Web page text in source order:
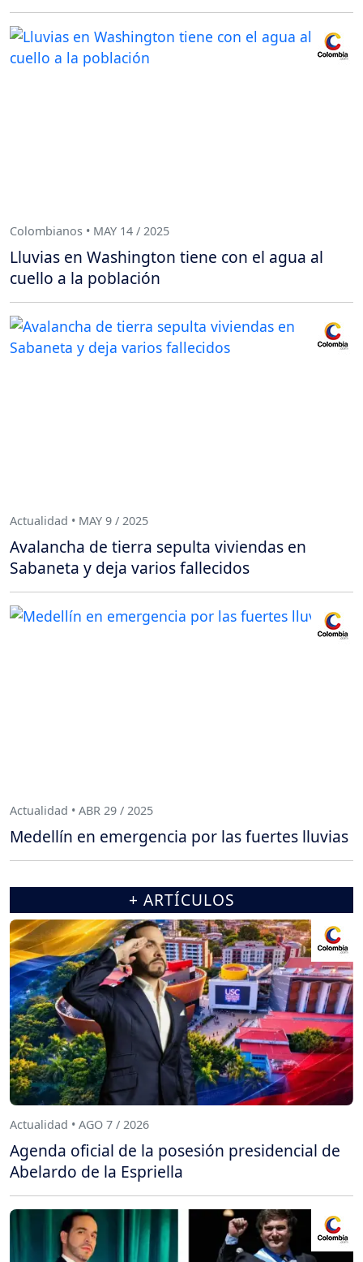
Colombianos • MAY 14 / 2025
Lluvias en Washington tiene con el agua al
cuello a la población
Actualidad • MAY 9 / 2025
Avalancha de tierra sepulta viviendas en
Sabaneta y deja varios fallecidos
Actualidad • ABR 29 / 2025
Medellín en emergencia por las fuertes lluvias
+ ARTÍCULOS
Actualidad • AGO 7 / 2026
Agenda oficial de la posesión presidencial de
Abelardo de la Espriella